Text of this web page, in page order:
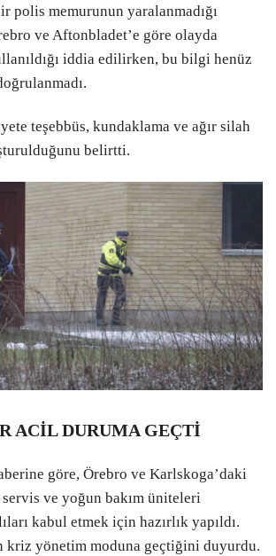
polis memurunun yaralanmadığı
ve Aftonbladet’e göre olayda
iddia edilirken, bu bilgi henüz
teşebbüs, kundaklama ve ağır silah
belirtti.
ACİL DURUMA GEÇTİ
göre, Örebro ve Karlskoga’daki
ve yoğun bakım üniteleri
kabul etmek için hazırlık yapıldı.
kriz yönetim moduna geçtiğini duyurdu.